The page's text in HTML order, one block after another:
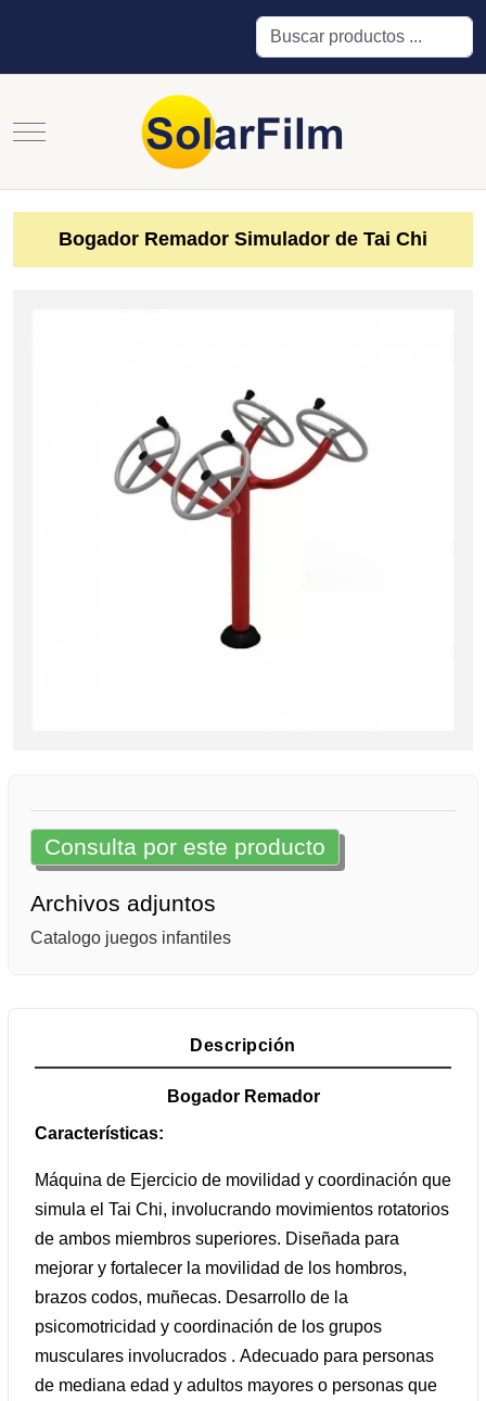
Buscar
Mobile Menu Toggle
Bogador Remador Simulador de Tai Chi
Consulta por este producto
Archivos adjuntos
Catalogo juegos infantiles
Descripción
Bogador Remador
Características:
Máquina de Ejercicio de movilidad y coordinación que
simula el Tai Chi, involucrando movimientos rotatorios
de ambos miembros superiores. Diseñada para
mejorar y fortalecer la movilidad de los hombros,
brazos codos, muñecas. Desarrollo de la
psicomotricidad y coordinación de los grupos
musculares involucrados . Adecuado para personas
de mediana edad y adultos mayores o personas que